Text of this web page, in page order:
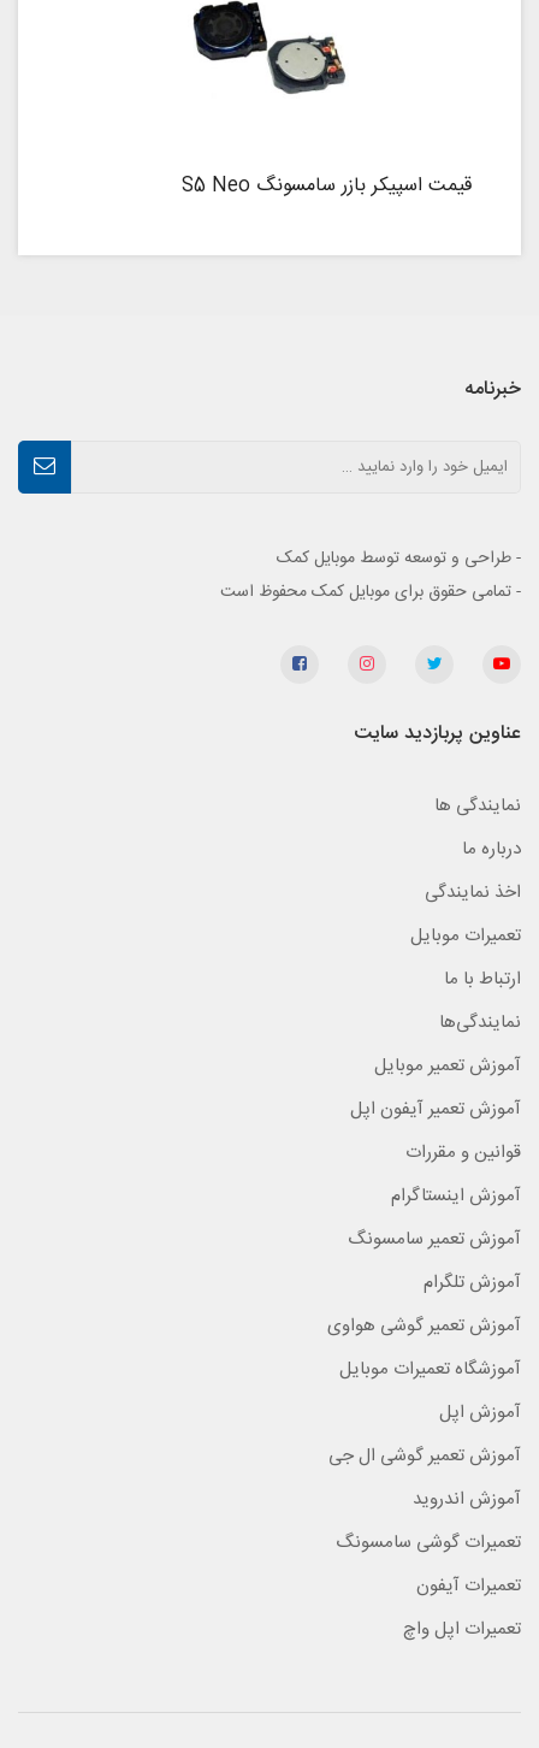
قیمت اسپیکر بازر سامسونگ S5 Neo
خبرنامه
- طراحی و توسعه توسط موبایل کمک
- تمامی حقوق برای موبایل کمک محفوظ است
عناوین پربازدید سایت
نمایندگی ها
درباره ما
اخذ نمایندگی
تعمیرات موبایل
ارتباط با ما
نمایندگی‌ها
آموزش تعمیر موبایل
آموزش تعمیر آیفون اپل
قوانین و مقررات
آموزش اینستاگرام
آموزش تعمیر سامسونگ
آموزش تلگرام
آموزش تعمیر گوشی هواوی
آموزشگاه تعمیرات موبایل
آموزش اپل
آموزش تعمیر گوشی ال جی
آموزش اندروید
تعمیرات گوشی سامسونگ
تعمیرات آیفون
تعمیرات اپل واچ